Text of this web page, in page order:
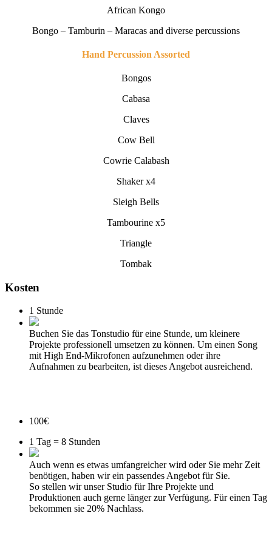
African Kongo
Bongo – Tamburin – Maracas and diverse percussions
Hand Percussion Assorted
Bongos
Cabasa
Claves
Cow Bell
Cowrie Calabash
Shaker x4
Sleigh Bells
Tambourine x5
Triangle
Tombak
Kosten
1 Stunde
Buchen Sie das Tonstudio für eine Stunde, um kleinere
Projekte professionell umsetzen zu können. Um einen Song
mit High End-Mikrofonen aufzunehmen oder ihre
Aufnahmen zu bearbeiten, ist dieses Angebot ausreichend.
100€
1 Tag = 8 Stunden
Auch wenn es etwas umfangreicher wird oder Sie mehr Zeit
benötigen, haben wir ein passendes Angebot für Sie.
So stellen wir unser Studio für Ihre Projekte und
Produktionen auch gerne länger zur Verfügung. Für einen Tag
bekommen sie 20% Nachlass.